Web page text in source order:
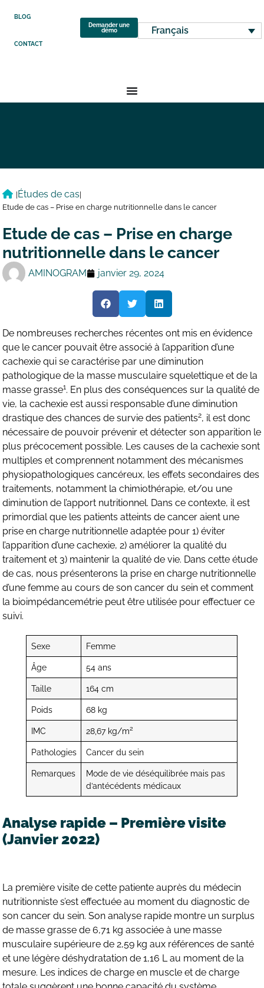
BLOG
CONTACT
Demander une
démo
Français
| Études de cas|
Etude de cas – Prise en charge nutritionnelle dans le cancer
Etude de cas – Prise en charge
nutritionnelle dans le cancer
AMINOGRAM janvier 29, 2024
De nombreuses recherches récentes ont mis en évidence
que le cancer pouvait être associé à l’apparition d’une
cachexie qui se caractérise par une diminution
pathologique de la masse musculaire squelettique et de la
masse grasse1. En plus des conséquences sur la qualité de
vie, la cachexie est aussi responsable d’une diminution
drastique des chances de survie des patients2, il est donc
nécessaire de pouvoir prévenir et détecter son apparition le
plus précocement possible. Les causes de la cachexie sont
multiples et comprennent notamment des mécanismes
physiopathologiques cancéreux, les effets secondaires des
traitements, notamment la chimiothérapie, et/ou une
diminution de l’apport nutritionnel. Dans ce contexte, il est
primordial que les patients atteints de cancer aient une
prise en charge nutritionnelle adaptée pour 1) éviter
l’apparition d’une cachexie, 2) améliorer la qualité du
traitement et 3) maintenir la qualité de vie. Dans cette étude
de cas, nous présenterons la prise en charge nutritionnelle
d’une femme au cours de son cancer du sein et comment
la bioimpédancemétrie peut être utilisée pour effectuer ce
suivi.
Sexe Femme
Âge 54 ans
Taille 164 cm
Poids 68 kg
IMC 28,67 kg/m2
Pathologies Cancer du sein
Remarques
Mode de vie déséquilibrée mais pas
d’antécédents médicaux
Analyse rapide – Première visite
(Janvier 2022)
La première visite de cette patiente auprès du médecin
nutritionniste s’est effectuée au moment du diagnostic de
son cancer du sein. Son analyse rapide montre un surplus
de masse grasse de 6,71 kg associée à une masse
musculaire supérieure de 2,59 kg aux références de santé
et une légère déshydratation de 1,16 L au moment de la
mesure. Les indices de charge en muscle et de charge